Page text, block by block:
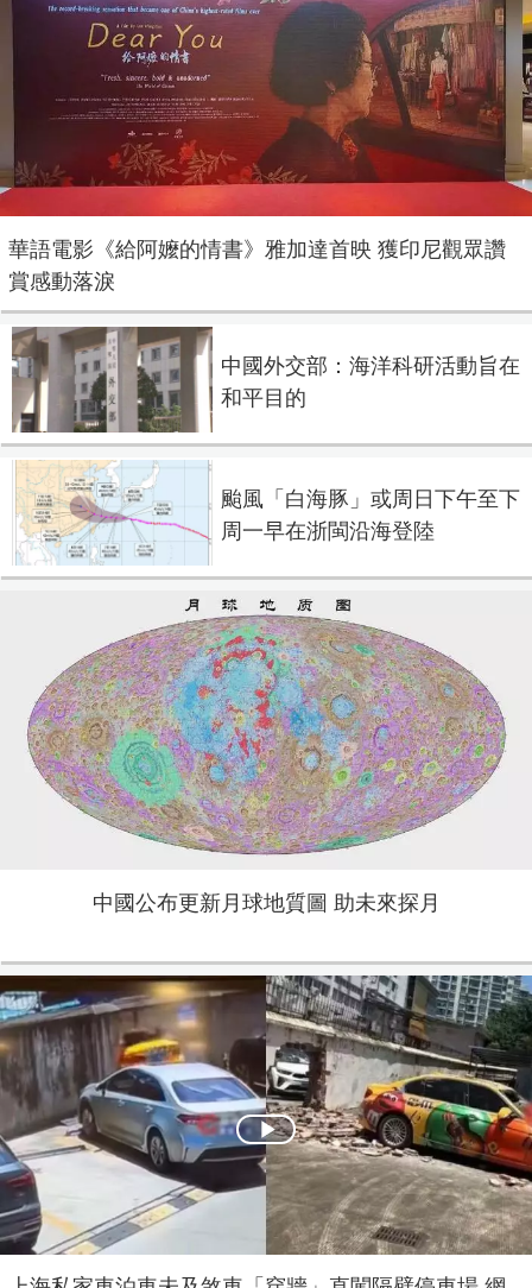
華語電影《給阿嬤的情書》雅加達首映 獲印尼觀眾讚
賞感動落淚
中國外交部：海洋科研活動旨在
和平目的
颱風「白海豚」或周日下午至下
周一早在浙閩沿海登陸
中國公布更新月球地質圖 助未來探月
Play
Video